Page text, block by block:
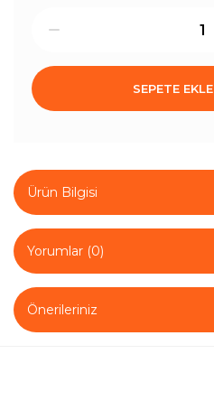
SEPETE EKLE
Ürün Bilgisi
Yorumlar (0)
Önerileriniz